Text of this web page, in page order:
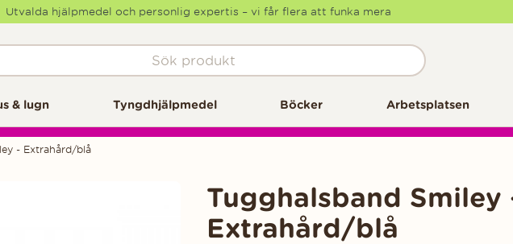
Utvalda hjälpmedel och personlig expertis – vi får flera att funka mera
& lugn Tyngdhjälpmedel Böcker Arbetsplatsen
- Extrahård/blå
Tugghalsband Smiley
Extrahård/blå